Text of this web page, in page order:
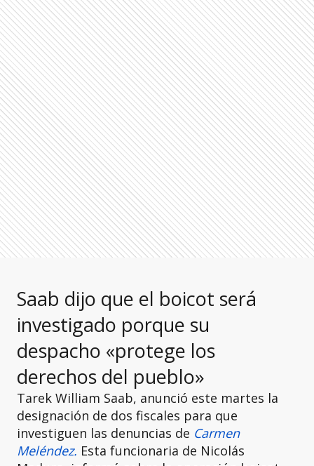
Saab dijo que el boicot será
investigado porque su
despacho «protege los
derechos del pueblo»
Tarek William Saab, anunció este martes la
designación de dos fiscales para que
investiguen las denuncias de Carmen
Meléndez. Esta funcionaria de Nicolás